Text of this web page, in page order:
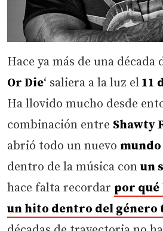
Hace ya más de una década
Or Die‘ saliera a la luz el 11
Ha llovido mucho desde
combinación entre Shawty
abrió todo un nuevo
dentro de la música con un
hace falta recordar por qué
un hito dentro del género